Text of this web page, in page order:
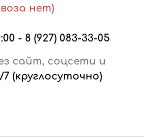
нет)
- 8 (927) 083-33-05
сайт, соцсети и
7 (круглосуточно)